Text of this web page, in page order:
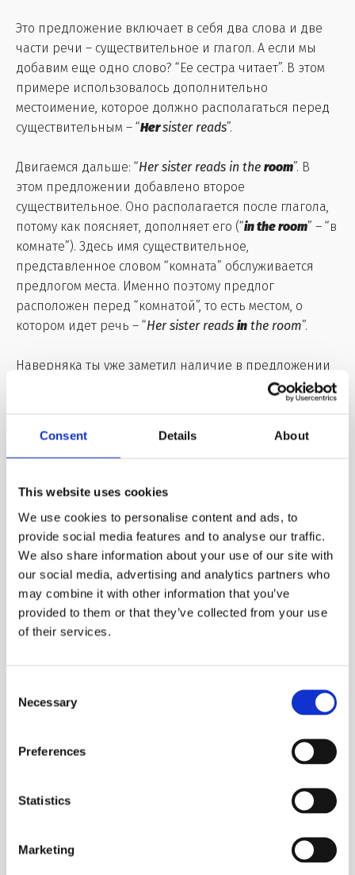
Consent Details About
This website uses cookies
We use cookies to personalise content and ads, to
provide social media features and to analyse our traffic.
We also share information about your use of our site with
our social media, advertising and analytics partners who
may combine it with other information that you’ve
provided to them or that they’ve collected from your use
of their services.
Selection
Necessary
Preferences
Statistics
Marketing
Это предложение включает в себя два слова и две
части речи – существительное и глагол. А если мы
добавим еще одно слово? “Ее сестра читает”. В этом
примере использовалось дополнительно
местоимение, которое должно располагаться перед
существительным – “Hersister reads”.
Двигаемся дальше: “Her sister reads in the room”. В
этом предложении добавлено второе
существительное. Оно располагается после глагола,
потому как поясняет, дополняет его (“in the room” – “в
комнате”). Здесь имя существительное,
представленное словом “комната” обслуживается
предлогом места. Именно поэтому предлог
расположен перед “комнатой”, то есть местом, о
котором идет речь – “Her sister reads in the room”.
Наверняка ты уже заметил наличие в предложении
определенного артикля. Здесь применяется именно
такой его вид, так как действие происходит не в
конкретной квартире –intheroom.
Если же мы введем еще одно уточнение: “Ее сестра
принцип применения прилагательного. Здесь он
описывает качество комнаты – она в ее квартире
старая. Именно поэтому она занимает место перед
существительным – “Her sister reads in theoldroom”.
Внесем еще одну поправку: “
reads in
наречиеoften
будет стоять перед глаголом. Если же
читает именно в этой комнате (например, потому что
там хорошее освещение) − то здесь нам пригодится
there is a good lighting”.